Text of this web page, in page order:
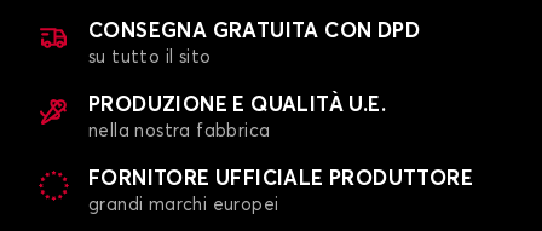
CONSEGNA GRATUITA CON DPD
su tutto il sito
PRODUZIONE E QUALITÀ U.E.
nella nostra fabbrica
FORNITORE UFFICIALE PRODUTTORE
grandi marchi europei